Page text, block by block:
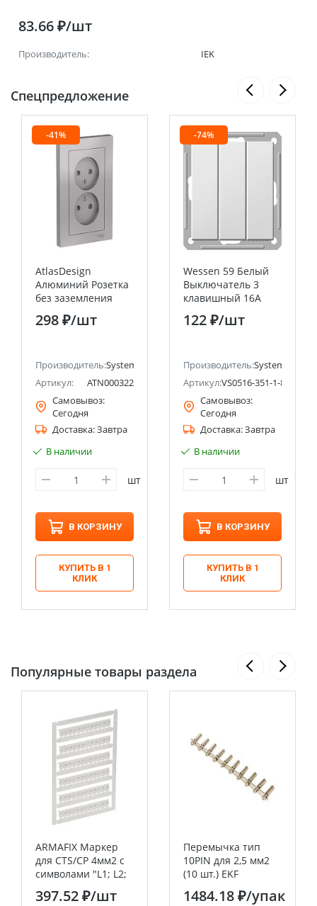
83.66 ₽/шт
Производитель: IEK
Спецпредложение
(ранее Schneider Electric)
-41%
AtlasDesign
Алюминий Розетка
без заземления
двойная, со
шторками16А, (в
(Schneider Electric)
298 ₽/шт
Производитель:Systeme Electric (ранее Schneider Electric)
Артикул:
ATN000322
Самовывоз:
Сегодня
Доставка:Завтра
В наличии
шт
В КОРЗИНУ
КУПИТЬ В 1
КЛИК
-74%
Wessen 59 Белый
Выключатель 3
клавишный 16А
(сх.05) Systeme
Electric (Schneider
122 ₽/шт
Производитель:Systeme
Артикул:VS0516-351-1-86
Самовывоз:
Сегодня
Доставка:Завтра
В наличии
шт
В КОРЗИНУ
КУПИТЬ В 1
КЛИК
Популярные товары раздела
ARMAFIX Маркер
для CTS/CP 4мм2 с
символами "L1; L2;
397.52 ₽/шт
Перемычка тип
10PIN для 2,5 мм2
(10 шт.) EKF
1484.18 ₽/упак